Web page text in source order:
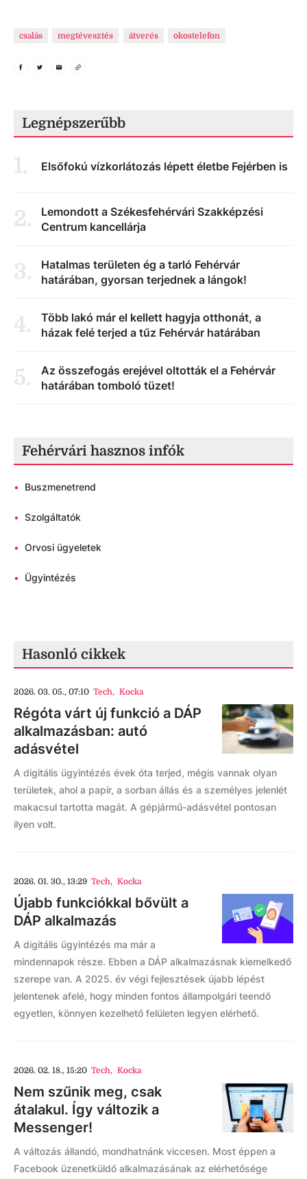
csalás megtévesztés átverés okostelefon
Legnépszerűbb
1. Elsőfokú vízkorlátozás lépett életbe Fejérben is
2.
Lemondott a Székesfehérvári Szakképzési
Centrum kancellárja
3.
Hatalmas területen ég a tarló Fehérvár
határában, gyorsan terjednek a lángok!
4.
Több lakó már el kellett hagyja otthonát, a
házak felé terjed a tűz Fehérvár határában
5.
Az összefogás erejével oltották el a Fehérvár
határában tomboló tüzet!
Fehérvári hasznos infók
• Buszmenetrend
• Szolgáltatók
• Orvosi ügyeletek
• Ügyintézés
Hasonló cikkek
2026. 03. 05., 07:10 Tech, Kocka
Régóta várt új funkció a DÁP
alkalmazásban: autó
adásvétel
A digitális ügyintézés évek óta terjed, mégis vannak olyan
területek, ahol a papír, a sorban állás és a személyes jelenlét
makacsul tartotta magát. A gépjármű-adásvétel pontosan
ilyen volt.
2026. 01. 30., 13:29 Tech, Kocka
Újabb funkciókkal bővült a
DÁP alkalmazás
A digitális ügyintézés ma már a
mindennapok része. Ebben a DÁP alkalmazásnak kiemelkedő
szerepe van. A 2025. év végi fejlesztések újabb lépést
jelentenek afelé, hogy minden fontos állampolgári teendő
egyetlen, könnyen kezelhető felületen legyen elérhető.
2026. 02. 18., 15:20 Tech, Kocka
Nem szűnik meg, csak
átalakul. Így változik a
Messenger!
A változás állandó, mondhatnánk viccesen. Most éppen a
Facebook üzenetküldő alkalmazásának az elérhetősége